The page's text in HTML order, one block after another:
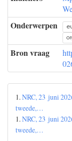
Onderwerpen
Bron vraag
1.NRC, 23 juni
tweede,…
1.NRC, 23 juni
tweede,…